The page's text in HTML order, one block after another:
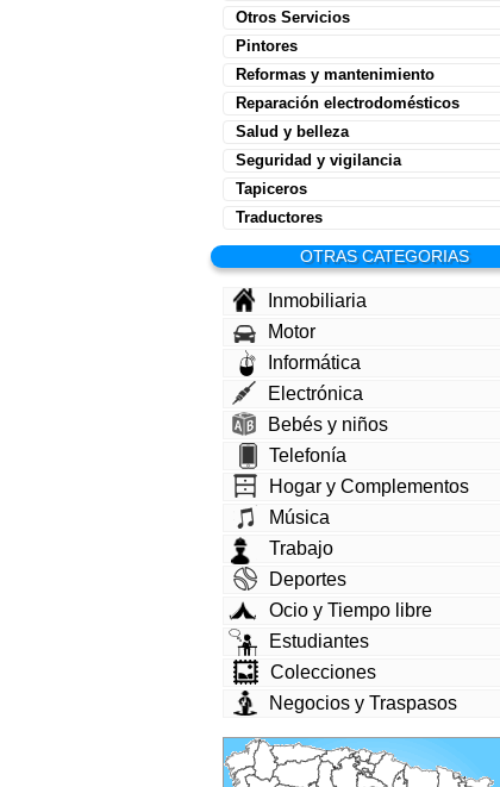
Otros Servicios
Pintores
Reformas y mantenimiento
Reparación electrodomésticos
Salud y belleza
Seguridad y vigilancia
Tapiceros
Traductores
OTRAS CATEGORIAS
Inmobiliaria
Motor
Informática
Electrónica
Bebés y niños
Telefonía
Hogar y Complementos
Música
Trabajo
Deportes
Ocio y Tiempo libre
Estudiantes
Colecciones
Negocios y Traspasos